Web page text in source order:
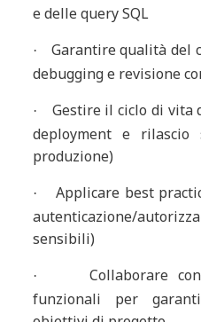
e delle query SQL
·
Garantire qualità del
debugging e revisione
·
Gestire il ciclo di vita
deployment e
produzione)
·
Applicare best
autenticazione/
sensibili)
·
Collaborare
funzionali per